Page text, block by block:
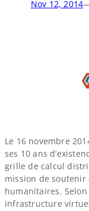
Nov 12, 2014
Le 16 novembre
ses 10 ans
grille de calcul
mission de soutenir
humanitaires.
infrastructure